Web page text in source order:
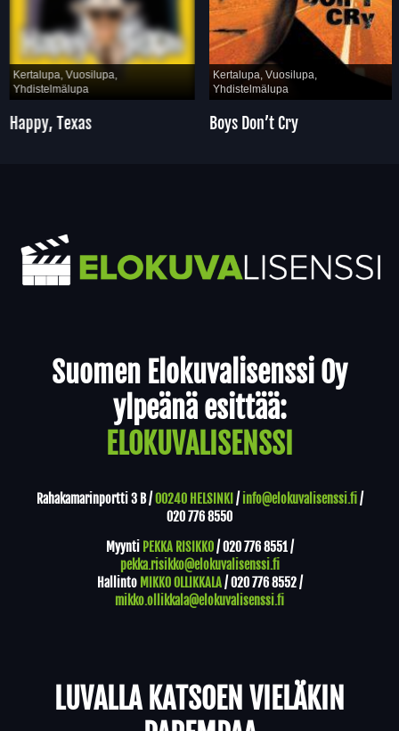
Kertalupa, Vuosilupa,
Yhdistelmälupa
Happy, Texas
Kertalupa, Vuosilupa,
Yhdistelmälupa
Boys Don’t Cry
Suomen Elokuvalisenssi Oy
ylpeänä esittää:
ELOKUVALISENSSI
Rahakamarinportti 3 B /00240 HELSINKI / info@elokuvalisenssi.fi/
020 776 8550
Myynti PEKKA RISIKKO/020 776 8551/
pekka.risikko@elokuvalisenssi.fi
Hallinto MIKKO OLLIKKALA/020 776 8552/
mikko.ollikkala@elokuvalisenssi.fi
LUVALLA KATSOEN VIELÄKIN